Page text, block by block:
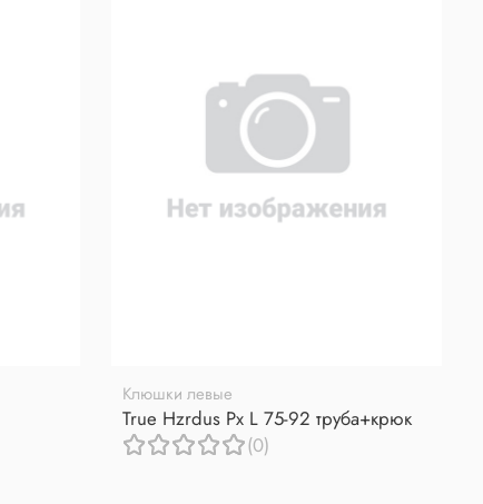
Клюшки левые
True Hzrdus Px L 75-92 труба+крюк
(0)